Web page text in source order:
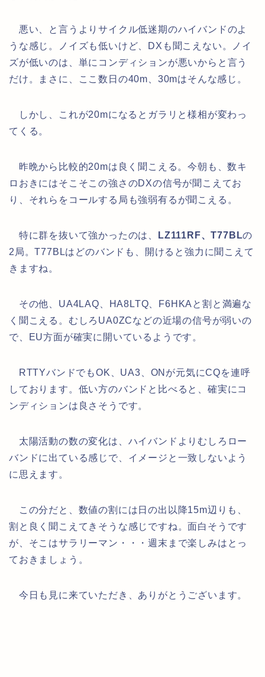
悪い、と言うよりサイクル低迷期のハイバンドのよ
うな感じ。ノイズも低いけど、DXも聞こえない。ノイ
ズが低いのは、単にコンディションが悪いからと言う
だけ。まさに、ここ数日の40m、30mはそんな感じ。
しかし、これが20mになるとガラリと様相が変わっ
てくる。
昨晩から比較的20mは良く聞こえる。今朝も、数キ
ロおきにはそこそこの強さのDXの信号が聞こえてお
り、それらをコールする局も強弱有るが聞こえる。
特に群を抜いて強かったのは、 LZ111RF、T77BLの
2局。T77BLはどのバンドも、開けると強力に聞こえて
きますね。
その他、UA4LAQ、HA8LTQ、F6HKAと割と満遍な
く聞こえる。むしろUA0ZCなどの近場の信号が弱いの
で、EU方面が確実に開いているようです。
RTTYバンドでもOK、UA3、ONが元気にCQを連呼
しております。低い方のバンドと比べると、確実にコ
ンディションは良さそうです。
太陽活動の数の変化は、ハイバンドよりむしろロー
バンドに出ている感じで、イメージと一致しないよう
に思えます。
この分だと、数値の割には日の出以降15m辺りも、
割と良く聞こえてきそうな感じですね。面白そうです
が、そこはサラリーマン・・・週末まで楽しみはとっ
ておきましょう。
今日も見に来ていただき、ありがとうございます。